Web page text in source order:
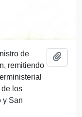
de
remitiendo
de los
y San